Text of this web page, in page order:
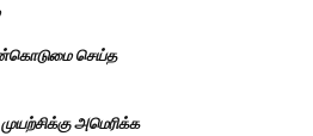
செய்த
முயற்சிக்கு அமெரிக்க